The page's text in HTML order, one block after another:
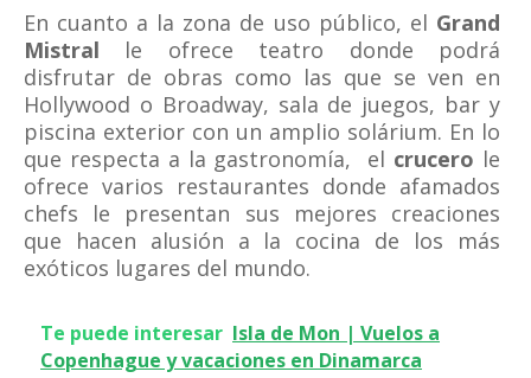
En cuanto a la zona de uso público, el Grand
Mistral le ofrece teatro donde podrá
disfrutar de obras como las que se ven en
Hollywood o Broadway, sala de juegos, bar y
piscina exterior con un amplio solárium. En lo
que respecta a la gastronomía, el crucero le
ofrece varios restaurantes donde afamados
chefs le presentan sus mejores creaciones
que hacen alusión a la cocina de los más
exóticos lugares del mundo.
Te puede interesar Isla de Mon | Vuelos a
Copenhague y vacaciones en Dinamarca